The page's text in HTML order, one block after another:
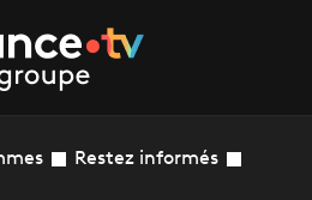
Restez informés